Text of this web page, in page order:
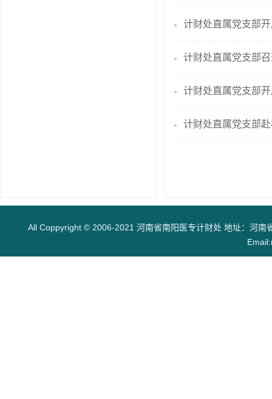
计财处直属党支部
计财处直属党支部
计财处直属党支部
计财处直属党支部
All Coppyright © 2006-2021 河南省南阳医专计财处 地址：河